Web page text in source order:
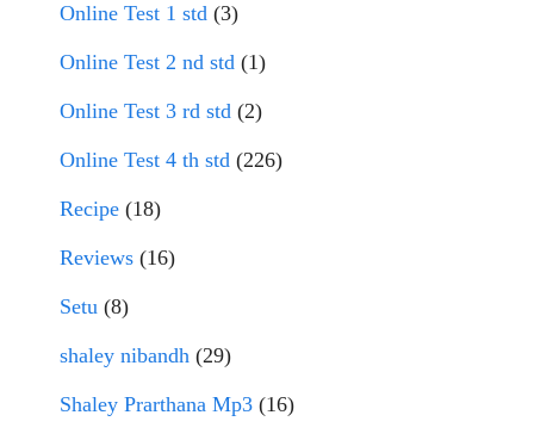
Online Test 1 std (3)
Online Test 2 nd std (1)
Online Test 3 rd std (2)
Online Test 4 th std (226)
Recipe (18)
Reviews (16)
Setu (8)
shaley nibandh (29)
Shaley Prarthana Mp3 (16)